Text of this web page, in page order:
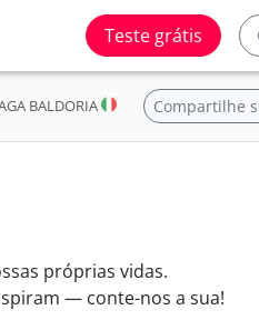
Teste grátis
BALDORIA Compartilhe
próprias vidas.
— conte-nos a sua!